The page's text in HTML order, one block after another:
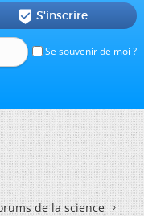
Se souvenir de moi ?
 S'inscrire
de la science